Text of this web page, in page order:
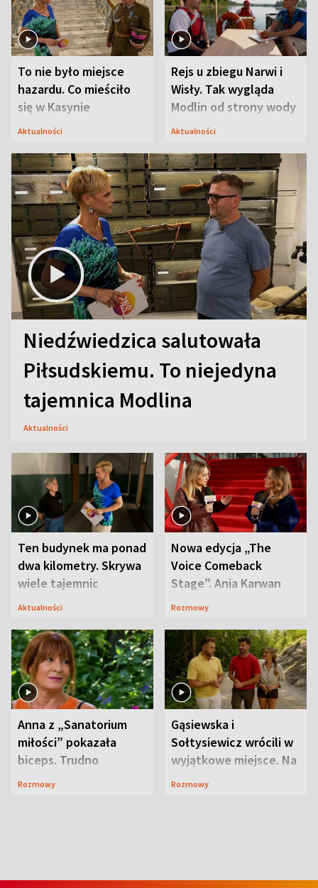
To nie było miejsce
hazardu. Co mieściło
się w Kasynie
Oficerskim?
Aktualności
Rejs u zbiegu Narwi i
Wisły. Tak wygląda
Modlin od strony wody
Aktualności
Niedźwiedzica salutowała
Piłsudskiemu. To niejedyna
tajemnica Modlina
Aktualności
Ten budynek ma ponad
dwa kilometry. Skrywa
wiele tajemnic
Aktualności
Nowa edycja „The
Voice Comeback
Stage”. Ania Karwan
zapowiada
Rozmowy
Anna z „Sanatorium
miłości” pokazała
biceps. Trudno
uwierzyć, co przeszła
Rozmowy
Gąsiewska i
Sołtysiewicz wrócili w
wyjątkowe miejsce. Na
szlaku czekał
Rozmowy